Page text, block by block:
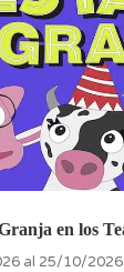
en los
al 25/10/2026